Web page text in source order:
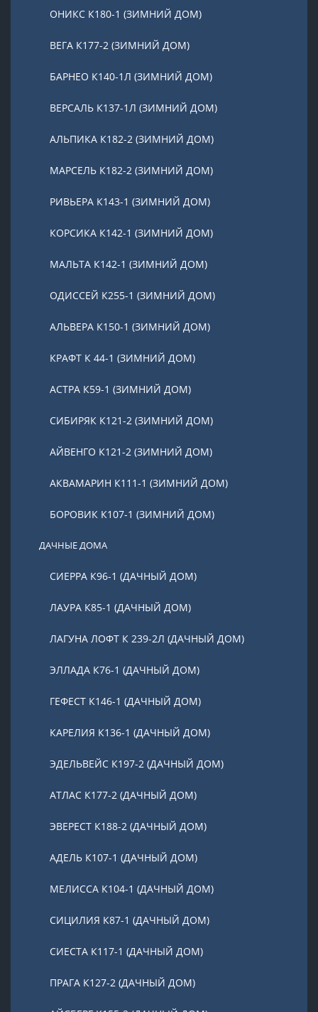
ОНИКС К180-1 (ЗИМНИЙ ДОМ)
ВЕГА К177-2 (ЗИМНИЙ ДОМ)
БАРНЕО К140-1Л (ЗИМНИЙ ДОМ)
ВЕРСАЛЬ К137-1Л (ЗИМНИЙ ДОМ)
АЛЬПИКА К182-2 (ЗИМНИЙ ДОМ)
МАРСЕЛЬ К182-2 (ЗИМНИЙ ДОМ)
РИВЬЕРА К143-1 (ЗИМНИЙ ДОМ)
КОРСИКА К142-1 (ЗИМНИЙ ДОМ)
МАЛЬТА К142-1 (ЗИМНИЙ ДОМ)
ОДИССЕЙ К255-1 (ЗИМНИЙ ДОМ)
АЛЬВЕРА К150-1 (ЗИМНИЙ ДОМ)
КРАФТ К 44-1 (ЗИМНИЙ ДОМ)
АСТРА К59-1 (ЗИМНИЙ ДОМ)
СИБИРЯК К121-2 (ЗИМНИЙ ДОМ)
АЙВЕНГО К121-2 (ЗИМНИЙ ДОМ)
АКВАМАРИН К111-1 (ЗИМНИЙ ДОМ)
БОРОВИК К107-1 (ЗИМНИЙ ДОМ)
ДАЧНЫЕ ДОМА
СИЕРРА К96-1 (ДАЧНЫЙ ДОМ)
ЛАУРА К85-1 (ДАЧНЫЙ ДОМ)
ЛАГУНА ЛОФТ К 239-2Л (ДАЧНЫЙ ДОМ)
ЭЛЛАДА К76-1 (ДАЧНЫЙ ДОМ)
ГЕФЕСТ К146-1 (ДАЧНЫЙ ДОМ)
КАРЕЛИЯ К136-1 (ДАЧНЫЙ ДОМ)
ЭДЕЛЬВЕЙС К197-2 (ДАЧНЫЙ ДОМ)
АТЛАС К177-2 (ДАЧНЫЙ ДОМ)
ЭВЕРЕСТ К188-2 (ДАЧНЫЙ ДОМ)
АДЕЛЬ К107-1 (ДАЧНЫЙ ДОМ)
МЕЛИССА К104-1 (ДАЧНЫЙ ДОМ)
СИЦИЛИЯ К87-1 (ДАЧНЫЙ ДОМ)
СИЕСТА К117-1 (ДАЧНЫЙ ДОМ)
ПРАГА К127-2 (ДАЧНЫЙ ДОМ)